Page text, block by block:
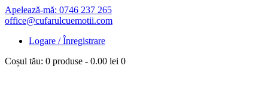
Apelează-mă: 0746 237 265
office@cufarulcuemotii.com
Logare / Înregistrare
Coșul tău: 0 produse - 0.00 lei 0